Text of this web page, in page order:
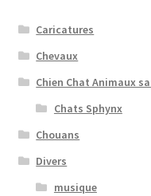
Caricatures
Chevaux
Chien Chat Animaux
Chats Sphynx
Chouans
Divers
musique